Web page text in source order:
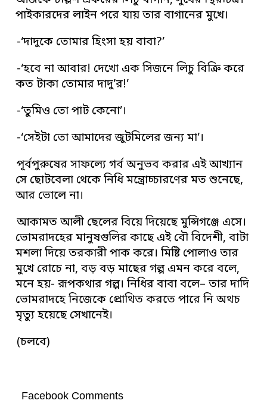
পাইকারদের লাইন পরে যায় তার বাগানের মুখে।
-‘দাদুকে তোমার হিংসা হয় বাবা?’
-‘হবে না আবার! দেখো এক সিজনে লিচু বিক্রি করে
কত টাকা তোমার দাদু’র!’
-‘তুমিও তো পাট কেনো’।
-‘সেইটা তো আমাদের জুটমিলের জন্য মা’।
পূর্বপুরুষের সাফল্যে গর্ব অনুভব করার এই আখ্যান
সে ছোটবেলা থেকে নিধি মন্ত্রোচ্চারণের মত শুনেছে,
আর ভোলে না।
আকামত আলী ছেলের বিয়ে দিয়েছে মুন্সিগঞ্জে এসে।
ভোমরাদহের মানুষগুলির কাছে এই বৌ বিদেশী, বাটা
মশলা দিয়ে তরকারী পাক করে। মিষ্টি পোলাও তার
মুখে রোচে না, বড় বড় মাছের গল্প এমন করে বলে,
মনে হয়- রূপকথার গল্প। নিধির বাবা বলে– তার দাদি
ভোমরাদহে নিজেকে প্রোথিত করতে পারে নি অথচ
মৃত্যু হয়েছে সেখানেই।
(চলবে)
Facebook Comments